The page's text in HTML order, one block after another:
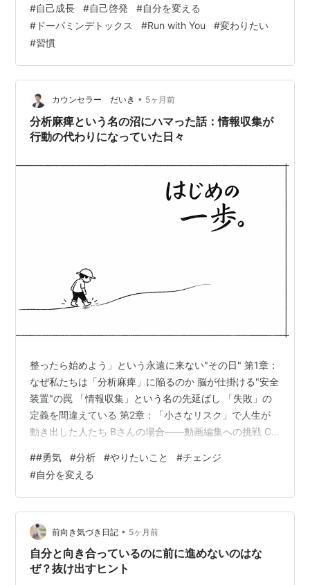
のが、ドーパミンデトックスだ。 この記事では、 ドーパ
ミンデトックスで人生にどんな変化が起きるのか、 科学
的な仕組みから具体的な方法、苦しみの乗り越え方まで
すべてをわかりやすくまとめた。 目次 ドーパミンとは
ドーパミンデトックスの目的 ドーパミンデトックスのメ
リット 具体的な方法 予想…
#自己成長 #自己啓発 #自分を変える
# ドーパミンデトックス #Run with You #変わりたい
#習慣
カウンセラー だいき • 5ヶ月前
分析麻痺という名の沼にハマった話：情報収集が
行動の代わりになっていた日々
整ったら始めよう」という永遠に来ない"その日" 第1章：
なぜ私たちは「分析麻痺」に陥るのか 脳が仕掛ける"安全
装置"の罠 「情報収集」という名の先延ばし 「失敗」の
定義を間違えている 第2章：「小さなリスク」で人生が
動き出した人たち Bさんの場合——動画編集への挑戦 C
外の"偶然の力" 第3章：恐怖を味方につける具体的な方法
アドバイス1：「五分だけルール」を試す アドバイス2：
「最悪のシナリオ」を具体的に書き出す アドバイス3：
「仲間」を先に見つける おわりに 整ったら始めよう」と
いう永遠に来ない"その日" 「いつかやろう」と思ってい
ること…
##勇気 #分析 #やりたいこと #チェンジ
#自分を変える
前向き気づき日記 • 5ヶ月前
自分と向き合っているのに前に進めないのはな
ぜ？抜け出すヒント